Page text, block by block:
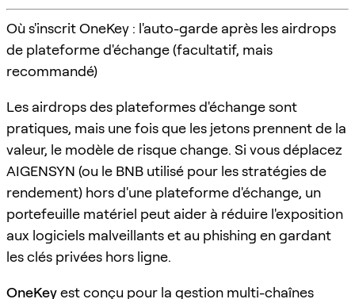
Où s'inscrit OneKey : l'auto-garde après les airdrops
de plateforme d'échange (facultatif, mais
recommandé)
Les airdrops des plateformes d'échange sont
pratiques, mais une fois que les jetons prennent de la
valeur, le modèle de risque change. Si vous déplacez
AIGENSYN (ou le BNB utilisé pour les stratégies de
rendement) hors d'une plateforme d'échange, un
portefeuille matériel peut aider à réduire l'exposition
aux logiciels malveillants et au phishing en gardant
les clés privées hors ligne.
OneKeyest conçu pour la gestion multi-chaînes